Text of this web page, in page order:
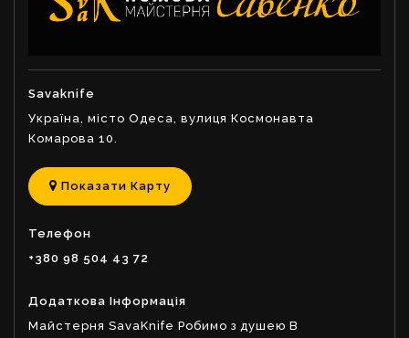
Savaknife
Україна, місто Одеса, вулиця Космонавта
Комарова 10.
Показати Карту
Телефон
+380 98 504 43 72
Додаткова Інформація
Майстерня SavaKnife Робимо з душею В